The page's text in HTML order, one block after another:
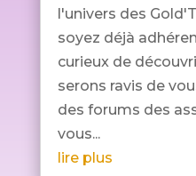
l'univers des
soyez déjà
curieux de
serons ravis de
des forums des
vous...
lire plus